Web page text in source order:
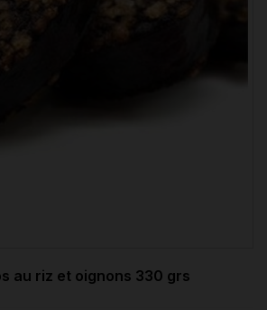
au riz et oignons 330 grs